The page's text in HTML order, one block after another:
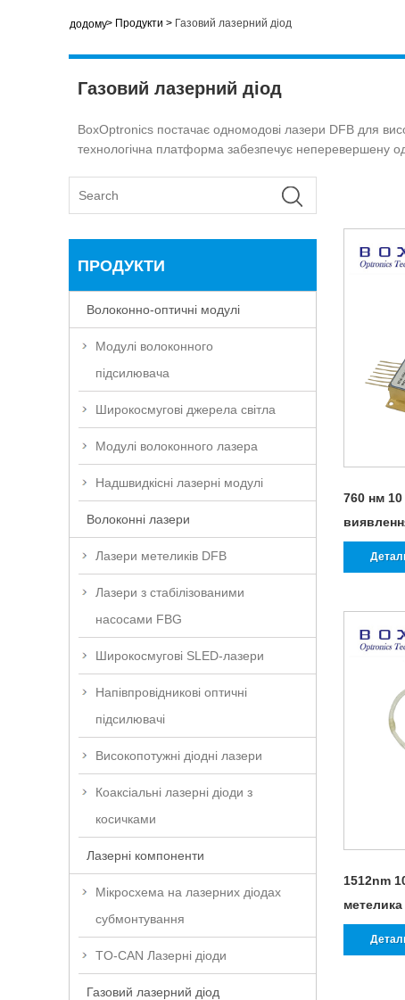
додому> Продукти > Газовий лазерний діод
Газовий лазерний діод
BoxOptronics постачає одномодові лазери DFB для
технологічна платформа забезпечує неперевершену
ПРОДУКТИ
Волоконно-оптичні модулі
Модулі волоконного
підсилювача
Широкосмугові джерела світла
Модулі волоконного лазера
Надшвидкісні лазерні модулі
Волоконні лазери
Лазери метеликів DFB
Лазери з стабілізованими
насосами FBG
Широкосмугові SLED-лазери
Напівпровідникові оптичні
підсилювачі
Високопотужні діодні лазери
Коаксіальні лазерні діоди з
косичками
Лазерні компоненти
Мікросхема на лазерних діодах
субмонтування
TO-CAN Лазерні діоди
Газовий лазерний діод
760 нм
1512nm